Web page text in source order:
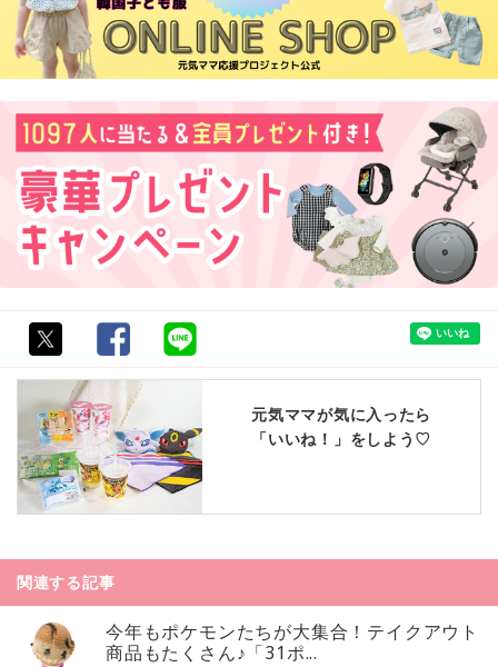
元気ママが気に入ったら
「いいね！」をしよう♡
関連する記事
今年もポケモンたちが大集合！テイクアウト
商品もたくさん♪「31ポ...